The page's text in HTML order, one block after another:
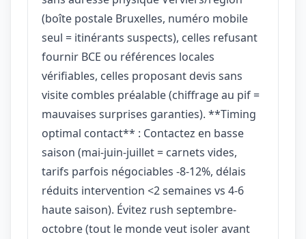
(boîte postale Bruxelles, numéro mobile
seul = itinérants suspects), celles refusant
fournir BCE ou références locales
vérifiables, celles proposant devis sans
visite combles préalable (chiffrage au pif =
mauvaises surprises garanties). **Timing
optimal contact** : Contactez en basse
saison (mai-juin-juillet = carnets vides,
tarifs parfois négociables -8-12%, délais
réduits intervention <2 semaines vs 4-6
haute saison). Évitez rush septembre-
octobre (tout le monde veut isoler avant